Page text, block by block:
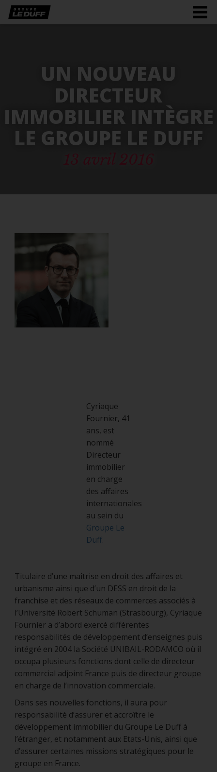
UN NOUVEAU
DIRECTEUR
IMMOBILIER INTÈGRE
LE GROUPE LE DUFF
Cyriaque
Fournier, 41
ans, est
nommé
Directeur
immobilier
en charge
des affaires
internationales
au sein du
Groupe Le
Duff.
Titulaire d’une maîtrise en droit des affaires et
urbanisme ainsi que d’un DESS en droit de la
franchise et des réseaux de commerces associés à
l’Université Robert Schuman (Strasbourg), Cyriaque
Fournier a d’abord exercé différentes
responsabilités de développement d’enseignes puis
intégré en 2004 la Société UNIBAIL-RODAMCO où il
occupa plusieurs fonctions dont celle de directeur
commercial adjoint France puis de directeur groupe
en charge de l’innovation commerciale.
Dans ses nouvelles fonctions, il aura pour
responsabilité d’assurer et accroître le
développement immobilier du Groupe Le Duff à
l’étranger, et notamment aux Etats-Unis, ainsi que
d’assurer certaines missions stratégiques pour le
groupe en France.